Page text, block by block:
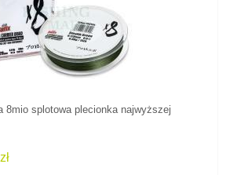
8mio splotowa plecionka najwyższej